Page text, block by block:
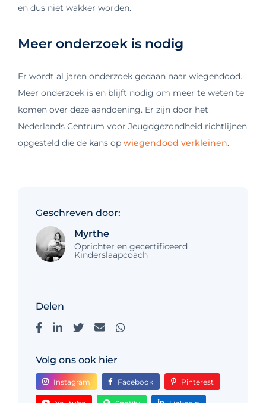
en dus niet wakker worden.
Meer onderzoek is nodig
Er wordt al jaren onderzoek gedaan naar wiegendood.
Meer onderzoek is en blijft nodig om meer te weten te
komen over deze aandoening. Er zijn door het
Nederlands Centrum voor Jeugdgezondheid richtlijnen
opgesteld die de kans op wiegendood verkleinen.
Geschreven door:
Myrthe
Oprichter en gecertificeerd
Kinderslaapcoach
Delen
Volg ons ook hier
Instagram Facebook Pinterest